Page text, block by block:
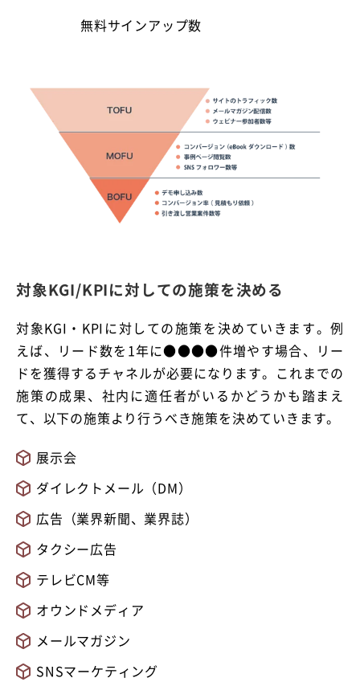
無料サインアップ数
対象KGI/KPIに対しての施策を決める
対象KGI・KPIに対しての施策を決めていきます。例
えば、リード数を1年に●●●●件増やす場合、リー
ドを獲得するチャネルが必要になります。これまでの
施策の成果、社内に適任者がいるかどうかも踏まえ
て、以下の施策より行うべき施策を決めていきます。
展示会
ダイレクトメール（DM）
広告（業界新聞、業界誌）
タクシー広告
テレビCM等
オウンドメディア
メールマガジン
SNSマーケティング